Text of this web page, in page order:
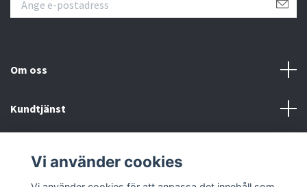
Om oss
Kundtjänst
Vi använder cookies